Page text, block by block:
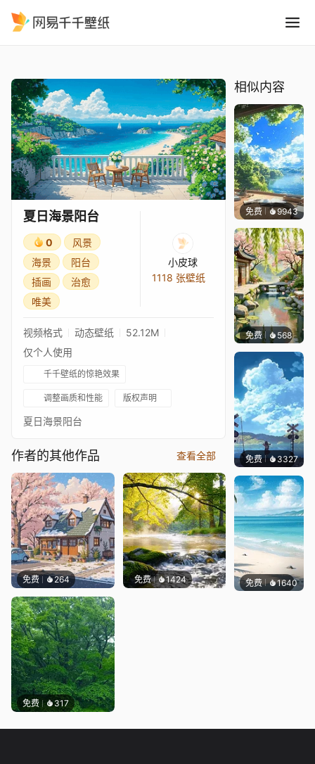
夏日海景阳台
0
风景
海景
阳台
插画
治愈
唯美
小皮球
1118 张壁纸
视频格式 动态壁纸
52.12M
仅个人使用
千千壁纸的惊艳效果
调整画质和性能 版权声明
夏日海景阳台
作者的其他作品 查看全部
免费 264 免费 1424
免费 317
相似内容
免费 9943叮叮
免费 568渔小小
免费 3327星梦
免费 1640好看